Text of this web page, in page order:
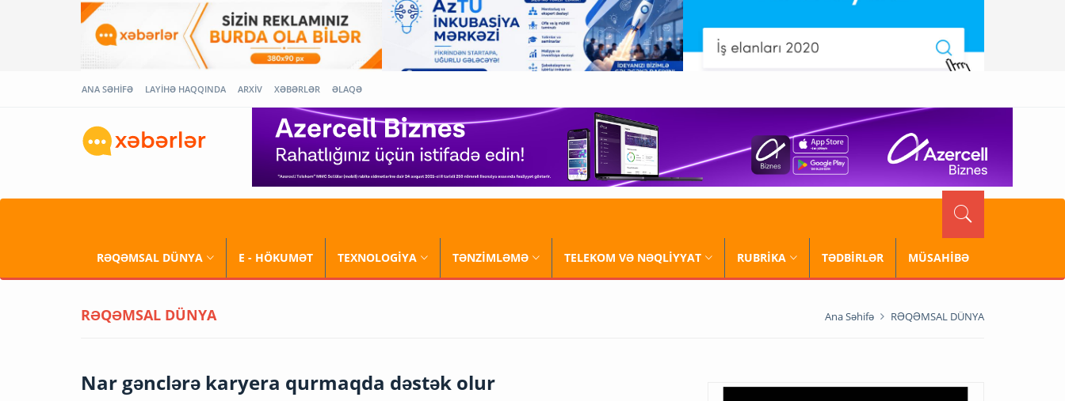
ANA SƏHİFƏ LAYİHƏ HAQQINDA ARXİV XƏBƏRLƏR ƏLAQƏ
RƏQƏMSAL DÜNYA E - HÖKUMƏT TEXNOLOGİYA TƏNZİMLƏMƏ TELEKOM VƏ NƏQLİYYAT RUBRİKA TƏDBİRLƏR MÜSAHİBƏ
RƏQƏMSAL DÜNYA Ana Səhifə RƏQƏMSAL DÜNYA
Nar gənclərə karyera qurmaqda dəstək olur